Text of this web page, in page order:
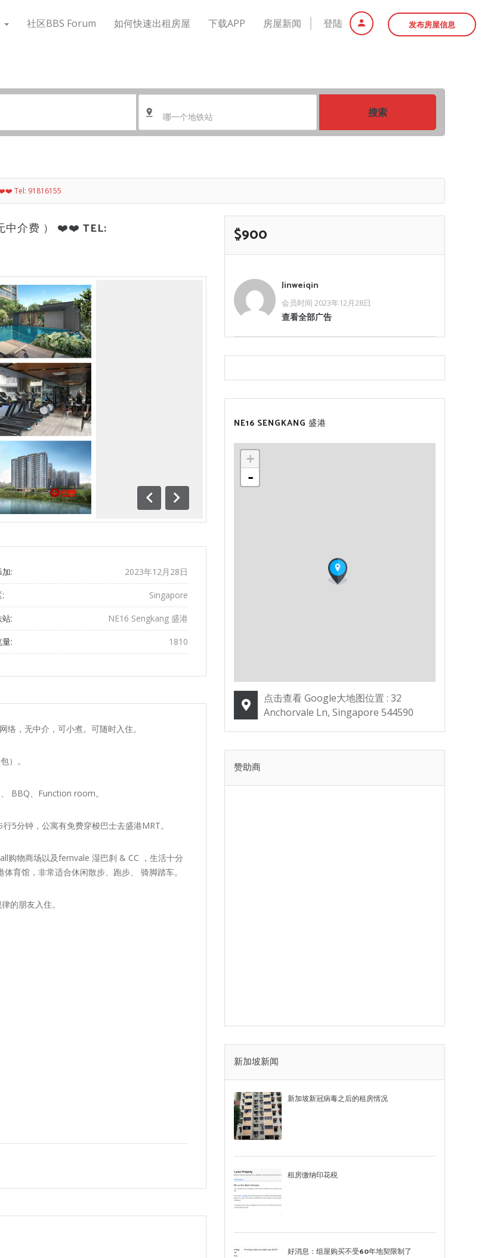
登陆 发布房屋信息
社区BBS Forum 如何快速出租房屋 下载APP 房屋新闻
哪一个地铁站 搜索
Tel: 91816155
中介费 ） ❤️❤️ TEL:
前一
页
下一
页
加: 2023年12月28日
Singapore
: NE16 Sengkang 盛港
: 1810
，无中介，可小煮。可随时入住。
）。
BBQ、Function room。
5分钟，公寓有免费穿梭巴士去盛港MRT。
购物商场以及fernvale 湿巴刹 & CC ，生活十分
育馆，非常适合休闲散步、跑步、 骑脚踏车。
的朋友入住。
$900
Jinweiqin
会员时间 2023年12月28日
查看全部广告
NE16 SENGKANG 盛港
+
-
点击查看 Google大地图位置 : 32
Anchorvale Ln, Singapore 544590
赞助商
新加坡新闻
新加坡新冠病毒之后的租房情况
租房缴纳印花税
好消息：组屋购买不受60年地契限制了